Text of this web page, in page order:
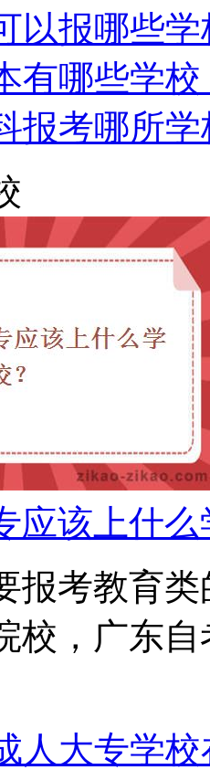
以报哪些
有哪些学校
报考哪所
应该上什
报考教育
校，广东
人大专学